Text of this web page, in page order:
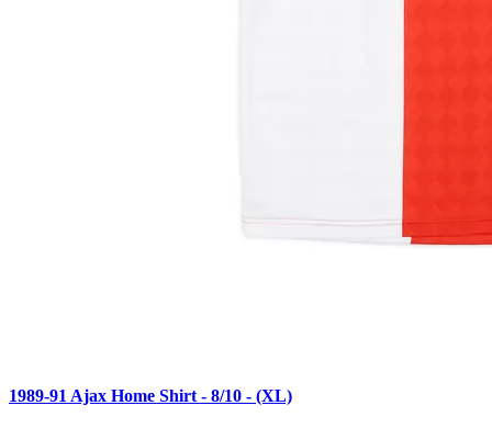
1989-91 Ajax Home Shirt - 8/10 - (XL)